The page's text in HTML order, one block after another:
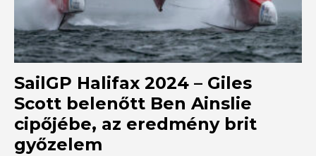
SailGP Halifax 2024 – Giles
Scott belenőtt Ben Ainslie
cipőjébe, az eredmény brit
győzelem